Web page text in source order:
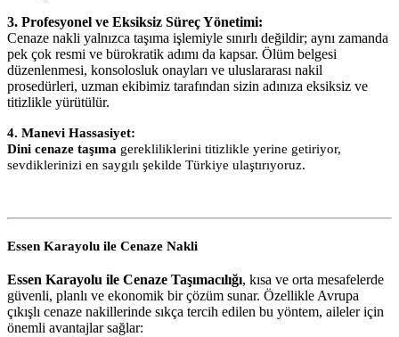
3. Profesyonel ve Eksiksiz Süreç Yönetimi:
Cenaze nakli yalnızca taşıma işlemiyle sınırlı değildir; aynı zamanda
pek çok resmi ve bürokratik adımı da kapsar. Ölüm belgesi
düzenlenmesi, konsolosluk onayları ve uluslararası nakil
prosedürleri, uzman ekibimiz tarafından sizin adınıza eksiksiz ve
titizlikle yürütülür.
4. Manevi Hassasiyet:
Dini cenaze taşıma gerekliliklerini titizlikle yerine getiriyor,
sevdiklerinizi en saygılı şekilde Türkiye ulaştırıyoruz.
Essen Karayolu ile Cenaze Nakli
Essen Karayolu ile Cenaze Taşımacılığı, kısa ve orta mesafelerde
güvenli, planlı ve ekonomik bir çözüm sunar. Özellikle Avrupa
çıkışlı cenaze nakillerinde sıkça tercih edilen bu yöntem, aileler için
önemli avantajlar sağlar: